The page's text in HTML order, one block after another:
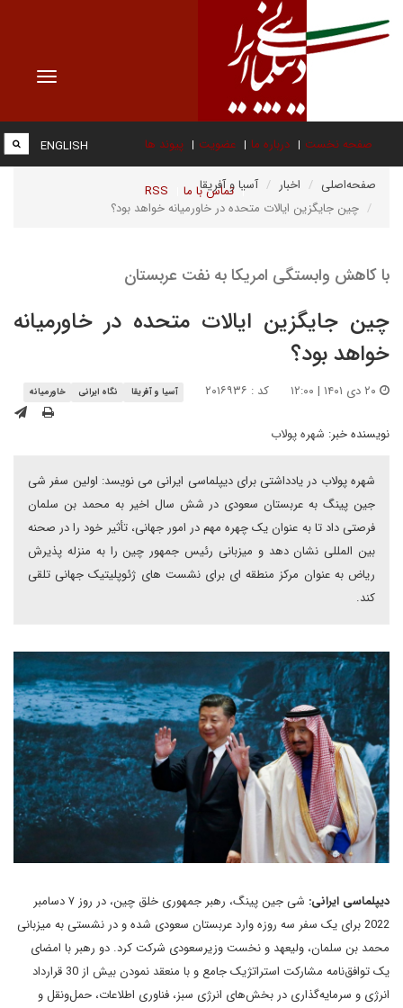
Toggle
صفحه نخست درباره ما عضویت پیوند ها
تماس با ما RSS
ENGLISH
صفحه‌اصلی اخبار
آسیا و آفریقا
چین جایگزین ایالات متحده در خاورمیانه خواهد بود؟
با کاهش وابستگی امریکا به نفت عربستان
چین جایگزین ایالات متحده در خاورمیانه
خواهد بود؟
کد : ۲۰۱۶۹۳۶ آسیا و آفریقا نگاه ایرانی خاورمیانه
نویسنده خبر: شهره پولاب
شهره پولاب در یادداشتی برای دیپلماسی ایرانی می نویسد: اولین سفر شی
جین پینگ به عربستان سعودی در شش سال اخیر به محمد بن سلمان
فرصتی داد تا به عنوان یک چهره مهم در امور جهانی، تأثیر خود را در صحنه
بین المللی نشان دهد و میزبانی رئیس جمهور چین را به منزله پذیرش
ریاض به عنوان مرکز منطقه ای برای نشست های ژئوپلیتیک جهانی تلقی
کند.
دیپلماسی ایرانی:
شی ‌جین پینگ، رهبر جمهوری خلق چین، در روز ۷ دسامبر
2022 برای یک سفر سه روزه وارد عربستان سعودی شده و در نشستی به میزبانی
محمد بن سلمان، ولیعهد و نخست وزیرسعودی شرکت کرد. دو رهبر با امضای
یک توافق‌نامه مشارکت استراتژیک جامع و با منعقد نمودن بیش از 30 قرارداد
انرژی و سرمایه‌گذاری در بخش‌های انرژی سبز، فناوری اطلاعات، حمل‌ونقل و